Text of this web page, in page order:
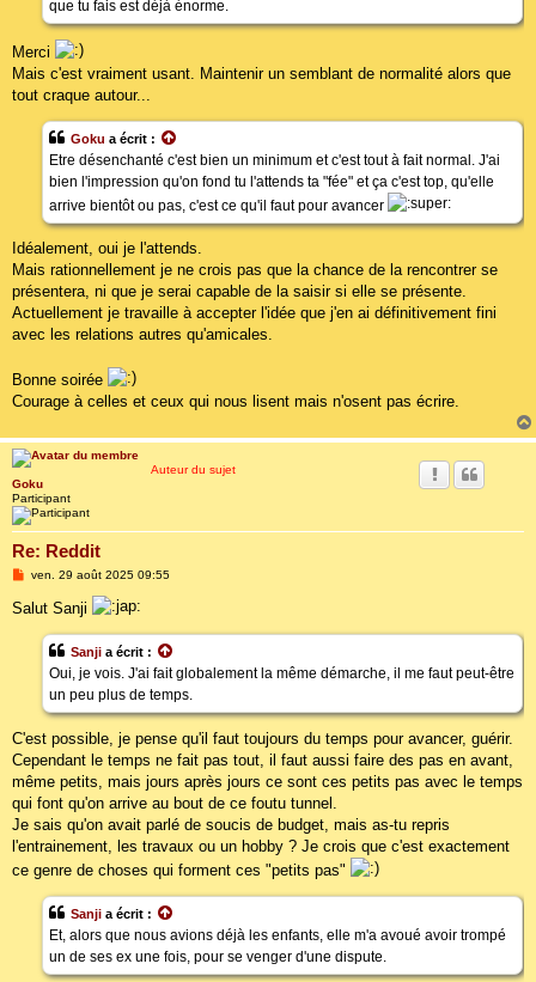
que tu fais est déjà énorme.
Merci
Mais c'est vraiment usant. Maintenir un semblant de normalité alors que
tout craque autour...
Goku a écrit :
Etre désenchanté c'est bien un minimum et c'est tout à fait normal. J'ai
bien l'impression qu'on fond tu l'attends ta "fée" et ça c'est top, qu'elle
arrive bientôt ou pas, c'est ce qu'il faut pour avancer
Idéalement, oui je l'attends.
Mais rationnellement je ne crois pas que la chance de la rencontrer se
présentera, ni que je serai capable de la saisir si elle se présente.
Actuellement je travaille à accepter l'idée que j'en ai définitivement fini
avec les relations autres qu'amicales.
Bonne soirée
Courage à celles et ceux qui nous lisent mais n'osent pas écrire.
Auteur du sujet
Goku
Participant
Re: Reddit
M
s
s
ven. 29 août 2025 09:55
Salut Sanji
Sanji a écrit :
Oui, je vois. J'ai fait globalement la même démarche, il me faut peut-être
un peu plus de temps.
C'est possible, je pense qu'il faut toujours du temps pour avancer, guérir.
Cependant le temps ne fait pas tout, il faut aussi faire des pas en avant,
même petits, mais jours après jours ce sont ces petits pas avec le temps
qui font qu'on arrive au bout de ce foutu tunnel.
Je sais qu'on avait parlé de soucis de budget, mais as-tu repris
l'entrainement, les travaux ou un hobby ? Je crois que c'est exactement
ce genre de choses qui forment ces "petits pas"
Sanji a écrit :
Et, alors que nous avions déjà les enfants, elle m'a avoué avoir trompé
un de ses ex une fois, pour se venger d'une dispute.